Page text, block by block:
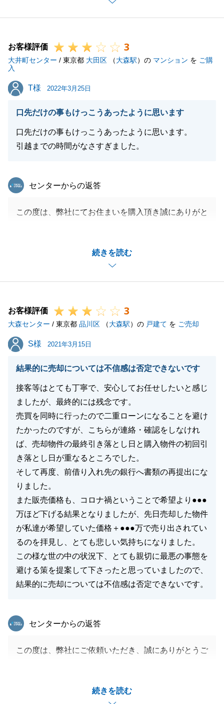
今後は同じようなことがないよう反省致します。
閉じる
お客様評価 3
大井町センター / 東京都 大田区 （大森駅）の マンション を ご購
入
T様
T様 2022年3月25日
口先だけの事もけっこうあったように思います
口先だけの事もけっこうあったように思います。
引越までの時間がなさすぎました。
続きを読む
東急リバブル
センターからの返答
この度は、弊社にてお住まいを購入頂き誠にありがと
変申し訳ございませんでした。
Ｔ様から頂いた貴重なご意見を糧に、良いお取引がで
きるよう改善し、精進して参ります。
すと幸いでございます。
今後とも、どうぞよろしくお願い申し上げます。
閉じる
お客様評価 3
大森センター / 東京都 品川区 （大森駅）の 戸建て を ご売却
S様
S様 2021年3月15日
結果的に売却については不信感は否定できないです
接客等はとても丁寧で、安心してお任せしたいと感じ
ましたが、最終的には残念です。
売買を同時に行ったので二重ローンになることを避け
たかったのですが、こちらが連絡・確認をしなけれ
ば、売却物件の最終引き落とし日と購入物件の初回引
き落とし日が重なるところでした。
そして再度、前借り入れ先の銀行へ書類の再提出にな
りました。
また販売価格も、コロナ禍ということで希望より●●●
万ほど下げる結果となりましたが、先日売却した物件
が私達が希望していた価格＋●●●万で売り出されてい
るのを拝見し、とても悲しい気持ちになりました。
この様な世の中の状況下、とても親切に最悪の事態を
避ける策を提案して下さったと思っていましたので、
結果的に売却については不信感は否定できないです。
続きを読む
東急リバブル
センターからの返答
この度は、弊社にご依頼いただき、誠にありがとうご
きましたが、結果として、不信感を抱かせてしまう結